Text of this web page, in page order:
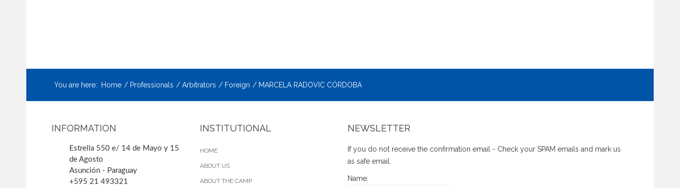
You are here: Home Professionals Arbitrators Foreign MARCELA RADOVIC CÓRDOBA
INFORMATION
Estrella 550 e/ 14 de Mayo y 15
de Agosto
Asunción - Paraguay
+595 21 493321
INSTITUTIONAL
HOME
ABOUT US
ABOUT THE CAMP
NEWSLETTER
If you do not receive the confirmation email - Check your SPAM emails and mark us
as safe email.
Name: